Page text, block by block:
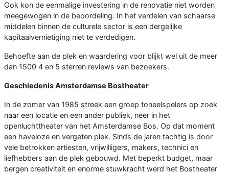
Ook kon de eenmalige investering in de renovatie niet worden
meegewogen in de beoordeling. In het verdelen van schaarse
middelen binnen de culturele sector is een dergelijke
kapitaalvernietiging niet te verdedigen.
Behoefte aan de plek en waardering voor blijkt wel uit de meer
dan 1500 4 en 5 sterren reviews van bezoekers.
Geschiedenis Amsterdamse Bostheater
In de zomer van 1985 streek een groep toneelspelers op zoek
naar een locatie en een ander publiek, neer in het
openluchttheater van het Amsterdamse Bos. Op dat moment
een haveloze en vergeten plek. Sinds de jaren tachtig is door
vele betrokken artiesten, vrijwilligers, makers, technici en
liefhebbers aan de plek gebouwd. Met beperkt budget, maar
bergen creativiteit en enorme stuwkracht werd het Bostheater